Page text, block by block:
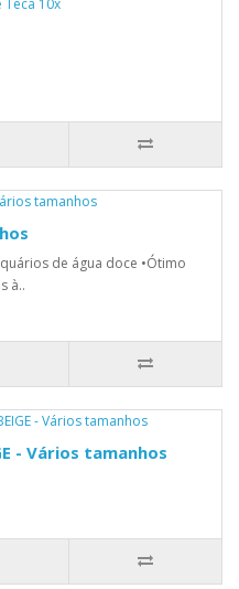
de água doce •Ótimo
à..
- Vários tamanhos